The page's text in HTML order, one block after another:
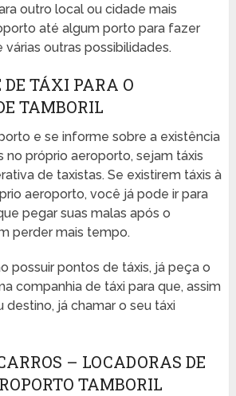
outro local ou cidade mais
até algum porto para fazer
várias outras possibilidades.
DE TÁXI PARA O
TAMBORIL
e se informe sobre a existência
no próprio aeroporto, sejam táxis
de taxistas. Se existirem táxis à
aeroporto, você já pode ir para
pegar suas malas após o
perder mais tempo.
possuir pontos de táxis, já peça o
companhia de táxi para que, assim
destino, já chamar o seu táxi
– LOCADORAS DE
TAMBORIL